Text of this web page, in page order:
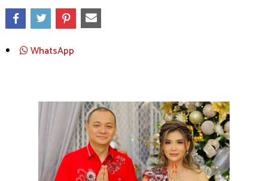
WhatsApp